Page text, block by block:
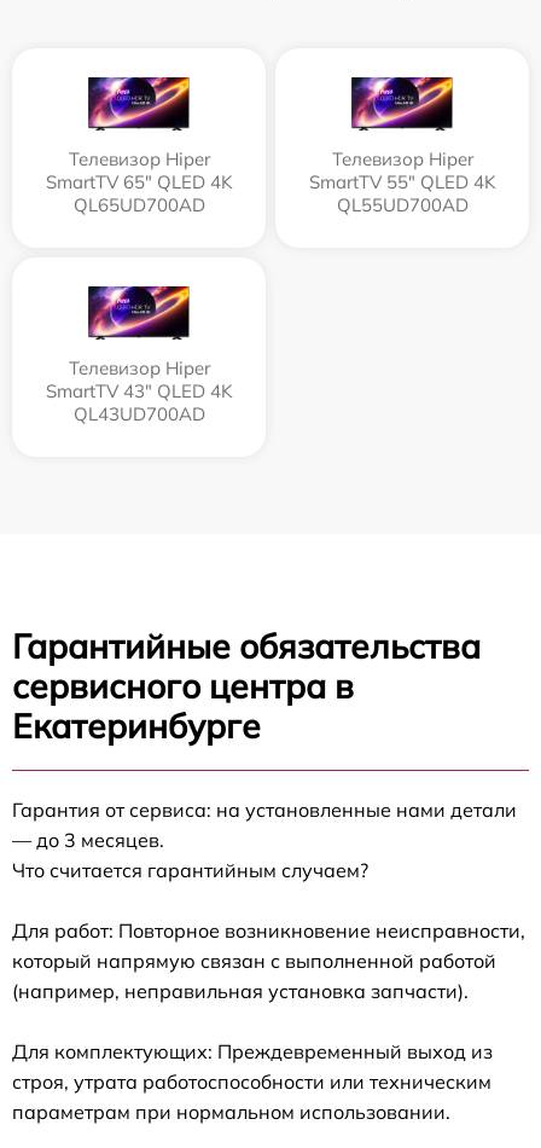
Телевизор Hiper
SmartTV 65" QLED 4K
QL65UD700AD
Телевизор Hiper
SmartTV 55" QLED 4K
QL55UD700AD
Телевизор Hiper
SmartTV 43" QLED 4K
QL43UD700AD
Гарантийные обязательства
сервисного центра в
Екатеринбурге
Гарантия от сервиса: на установленные нами детали
— до 3 месяцев.
Что считается гарантийным случаем?
Для работ: Повторное возникновение неисправности,
который напрямую связан с выполненной работой
(например, неправильная установка запчасти).
Для комплектующих: Преждевременный выход из
строя, утрата работоспособности или техническим
параметрам при нормальном использовании.